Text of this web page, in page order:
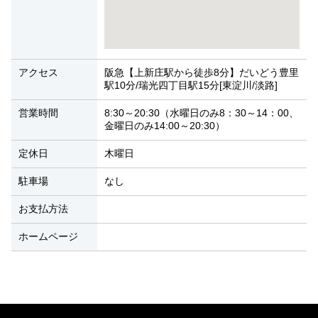
アクセス
阪急【上新庄駅から徒歩8分】だいどう豊里
駅10分/瑞光四丁目駅15分[東淀川/淡路]
営業時間
8:30～20:30（水曜日のみ8：30～14：00、
金曜日のみ14:00～20:30）
定休日 木曜日
駐車場 なし
お支払方法
ホームページ